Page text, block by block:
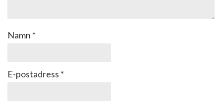
Namn *
E-postadress *